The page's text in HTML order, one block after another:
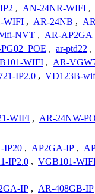
, AN-24NR-WIFI ,
WIFI , AR-24NB ,
NVT , AR-AP2GA
, ar-ptd22 ,
WIFI , AR-
IP2.0 , VD123B-
WIFI , AR-24NW-
IP20 , AP2GA-IP ,
IP2.0 , VGB101-
IP , AR-408GB-IP